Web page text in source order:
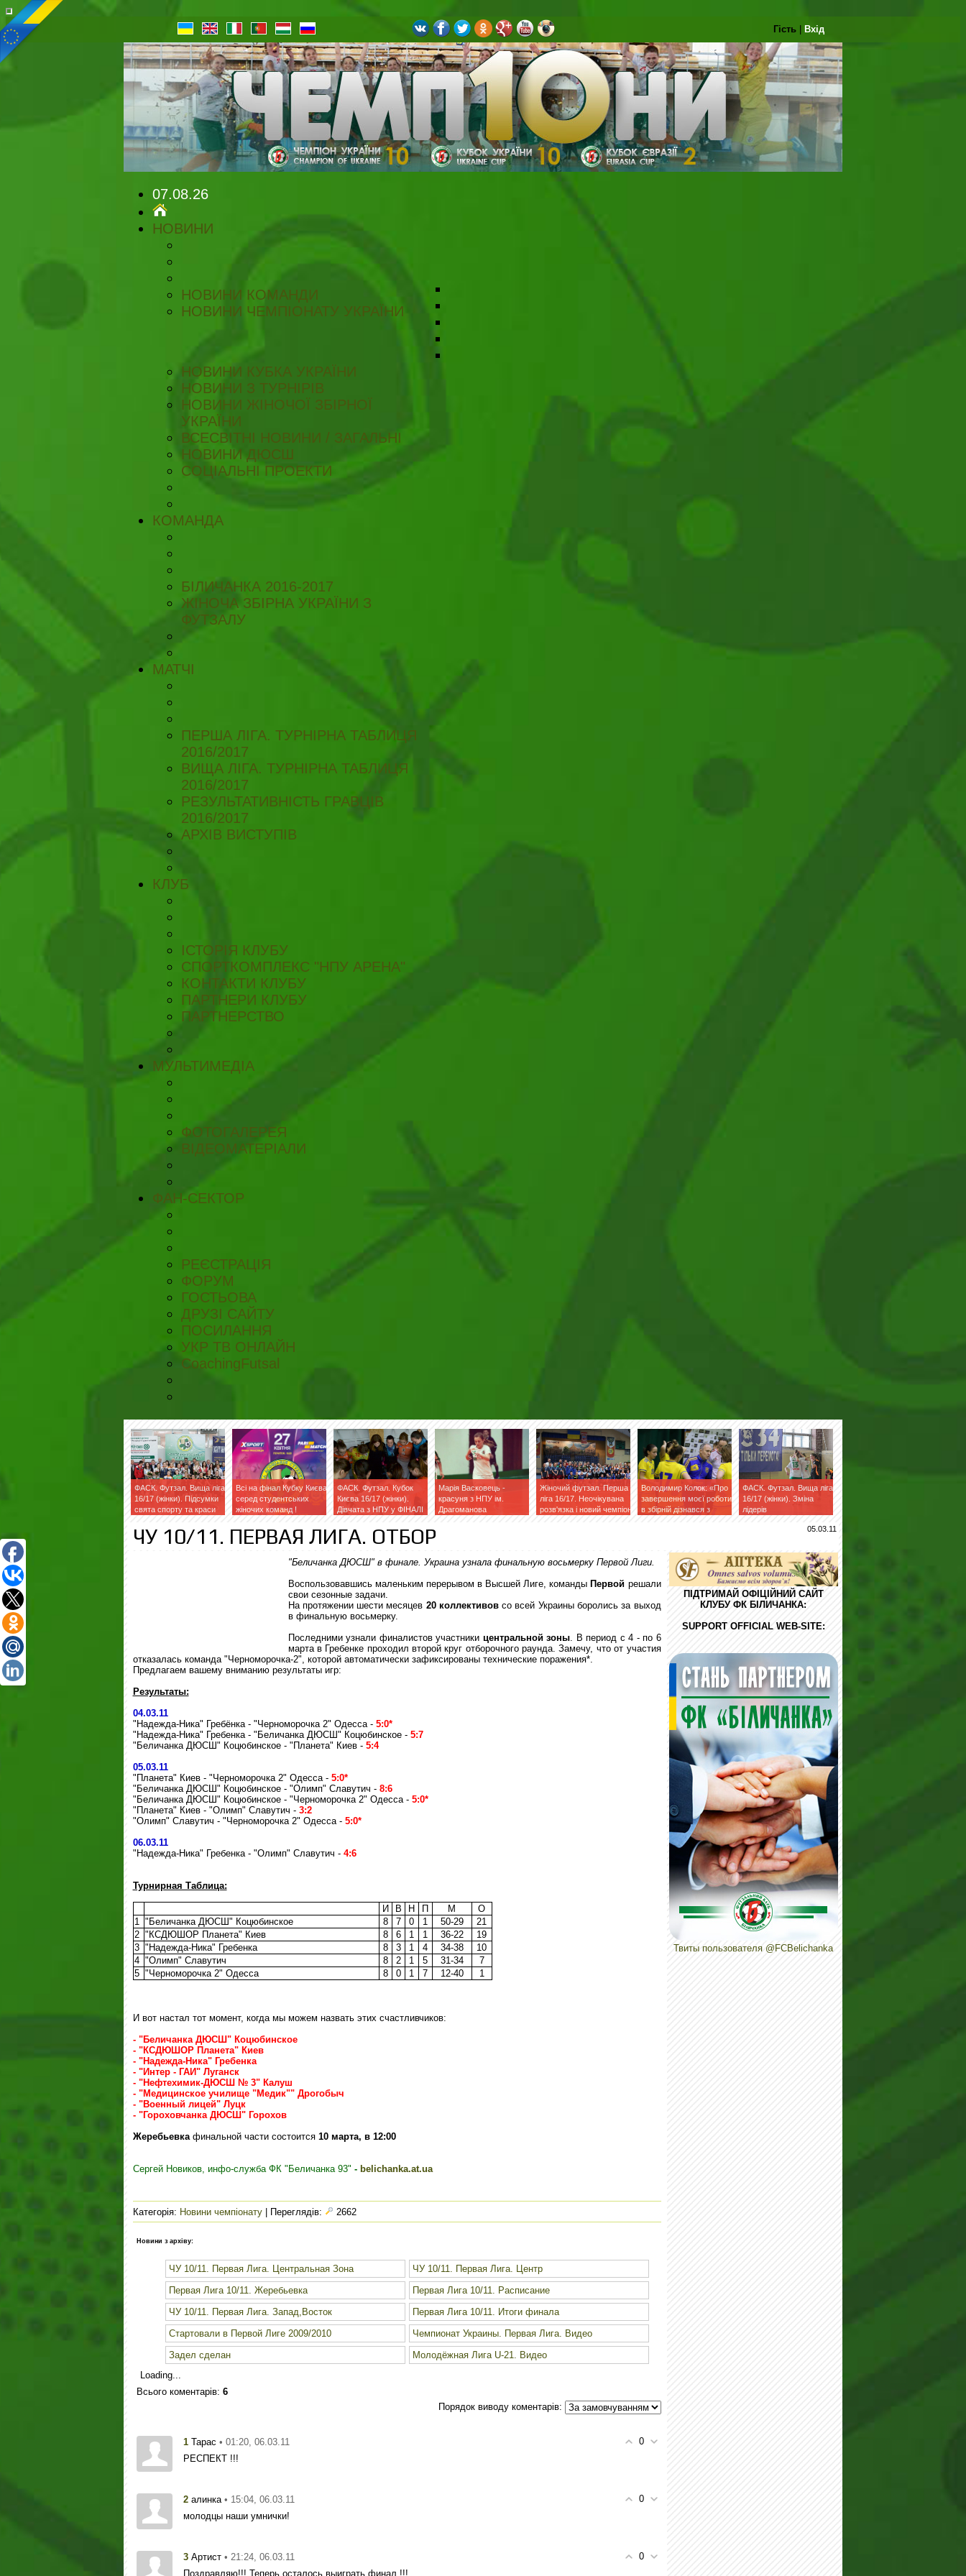
Гість Вхід
07.08.26
НОВИНИ
НОВИНИ КОМАНДИ
НОВИНИ ЧЕМПІОНАТУ УКРАЇНИ
НОВИНИ КУБКА УКРАЇНИ
НОВИНИ З ТУРНІРІВ
НОВИНИ ЖІНОЧОЇ ЗБІРНОЇ
УКРАЇНИ
ВСЕСВІТНІ НОВИНИ / ЗАГАЛЬНІ
НОВИНИ ДЮСШ
СОЦІАЛЬНІ ПРОЕКТИ
КОМАНДА
БІЛИЧАНКА 2016-2017
ЖІНОЧА ЗБІРНА УКРАЇНИ З
ФУТЗАЛУ
МАТЧІ
ПЕРША ЛІГА. ТУРНІРНА ТАБЛИЦЯ
2016/2017
ВИЩА ЛІГА. ТУРНІРНА ТАБЛИЦЯ
2016/2017
РЕЗУЛЬТАТИВНІСТЬ ГРАВЦІВ
2016/2017
АРХІВ ВИСТУПІВ
КЛУБ
ІСТОРІЯ КЛУБУ
СПОРТКОМПЛЕКС "НПУ АРЕНА"
КОНТАКТИ КЛУБУ
ПАРТНЕРИ КЛУБУ
ПАРТНЕРСТВО
МУЛЬТИМЕДІА
ФОТОГАЛЕРЕЯ
ВІДЕОМАТЕРІАЛИ
ФАН-СЕКТОР
РЕЄСТРАЦІЯ
ФОРУМ
ГОСТЬОВА
ДРУЗІ САЙТУ
ПОСИЛАННЯ
УКР ТВ ОНЛАЙН
CoachingFutsal
ФАСК. Футзал. Вища ліга
16/17 (жінки). Підсумки
свята спорту та краси
Всі на фінал Кубку Києва
серед студентських
жіночих команд !
ФАСК. Футзал. Кубок
Києва 16/17 (жінки).
Дівчата з НПУ у ФІНАЛІ
Марія Васковець -
красуня з НПУ ім.
Драгоманова
Жіночий футзал. Перша
ліга 16/17. Неочікувана
розв'язка і новий чемпіон
Володимир Колок: «Про
завершення моєї роботи
в збірній дізнався з
ФАСК. Футзал. Вища ліга
16/17 (жінки). Зміна
лідерів
05.03.11
ЧУ 10/11. ПЕРВАЯ ЛИГА. ОТБОР
"Беличанка ДЮСШ" в финале. Украина узнала финальную восьмерку Первой Лиги.
Воспользовавшись маленьким перерывом в Высшей Лиге, команды Первой решали
свои сезонные задачи.
На протяжении шести месяцев 20 коллективовсо всей Украины боролись за выход
в финальную восьмерку.
Последними узнали финалистов участники центральной зоны. В период с 4 - по 6
марта в Гребенке проходил второй круг отборочного раунда. Замечу, что от участия
отказалась команда "Черноморочка-2", которой автоматически зафиксированы технические поражения*.
Предлагаем вашему вниманию результаты игр:
Результаты:
04.03.11
"Надежда-Ника" Гребёнка - "Черноморочка 2" Одесса - 5:0*
"Надежда-Ника" Гребенка - "БеличанкаДЮСШ" Коцюбинское - 5:7
"Беличанка ДЮСШ" Коцюбинское - "Планета" Киев - 5:4
05.03.11
"Планета" Киев - "Черноморочка 2" Одесса - 5:0*
"Беличанка ДЮСШ" Коцюбинское - "Олимп" Славутич - 8:6
"Беличанка ДЮСШ" Коцюбинское - "Черноморочка 2" Одесса - 5:0*
"Планета" Киев - "Олимп" Славутич - 3:2
"Олимп" Славутич - "Черноморочка 2" Одесса - 5:0*
06.03.11
"Надежда-Ника" Гребенка - "Олимп" Славутич - 4:6
Турнирная Таблица:
И В Н П М
О
1 "БеличанкаДЮСШ" Коцюбинское 8 7 0 1 50-29
21
2 "КСДЮШОР Планета" Киев 8 6 1 1 36-22
19
3 "Надежда-Ника" Гребенка 8 3 1 4 34-38
10
4 "Олимп" Славутич 8 2 1 5 31-34
7
5 "Черноморочка 2" Одесса 8 0 1 7 12-40 1
И вот настал тот момент, когда мы можем назвать этих счастливчиков:
- "БеличанкаДЮСШ" Коцюбинское
- "КСДЮШОР Планета" Киев
- "Надежда-Ника" Гребенка
- "Интер - ГАИ" Луганск
- "Нефтехимик-ДЮСШ № 3" Калуш
- "Медицинское училище"Медик"" Дрогобыч
- "Военный лицей" Луцк
- "Гороховчанка ДЮСШ" Горохов
Жеребьевкафинальной части состоится 10 марта, в 12:00
Сергей Новиков, инфо-служба ФК "Беличанка 93" - belichanka.at.ua
Категорія: Новини чемпіонату| Переглядів: 2662
Новини з архіву:
ЧУ 10/11. Первая Лига. Центральная Зона
ЧУ 10/11. Первая Лига. Центр
Первая Лига 10/11. Жеребьевка
Первая Лига 10/11. Расписание
ЧУ 10/11. Первая Лига. Запад,Восток
Первая Лига 10/11. Итоги финала
Стартовали в Первой Лиге 2009/2010
Чемпионат Украины. Первая Лига. Видео
Задел сделан
Молодёжная Лига U-21. Видео
Loading...
Всього коментарів: 6
Порядок виводу коментарів:
0
1 Тарас • 01:20, 06.03.11
РЕСПЕКТ !!!
0
2 алинка • 15:04, 06.03.11
молодцы наши умнички!
0
3 Артист • 21:24, 06.03.11
Поздравляю!!! Теперь осталось выиграть финал !!!
ПІДТРИМАЙ ОФІЦІЙНИЙ САЙТ
КЛУБУ ФК БІЛИЧАНКА:
SUPPORT OFFICIAL WEB-SITE:
Твиты пользователя @FCBelichanka